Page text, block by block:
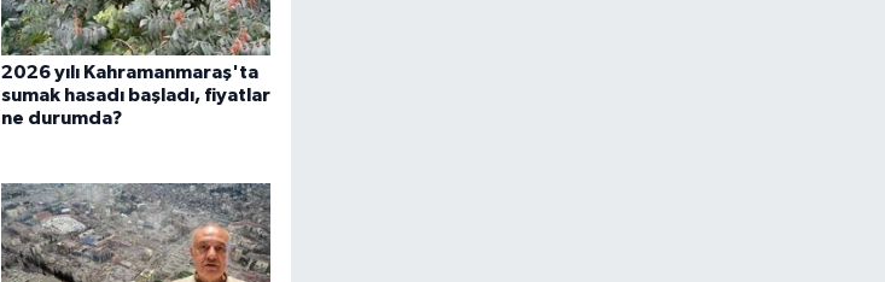
2026 yılı Kahramanmaraş'ta
sumak hasadı başladı, fiyatlar
ne durumda?